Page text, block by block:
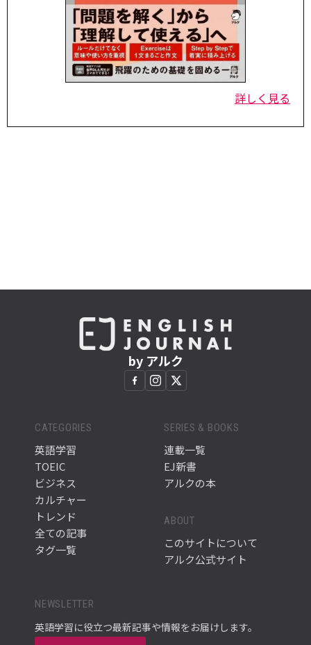
詳しく見る
by アルク
CATEGORIES
英語学習
TOEIC
ビジネス
カルチャー
トレンド
全ての記事
タグ一覧
SERIES & BOOKS
連載一覧
EJ新書
アルクの本
ABOUT
このサイトについて
アルク公式サイト
NEWSLETTER
英語学習に役立つ最新記事や情報をお届けします。